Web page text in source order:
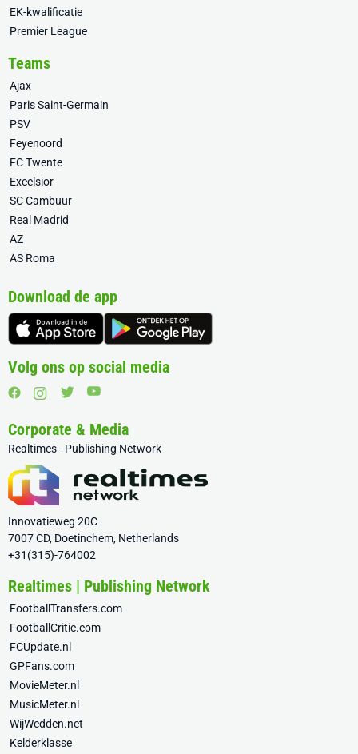
EK-kwalificatie
Premier League
Teams
Ajax
Paris Saint-Germain
PSV
Feyenoord
FC Twente
Excelsior
SC Cambuur
Real Madrid
AZ
AS Roma
Download de app
Volg ons op social media
Corporate & Media
Realtimes - Publishing Network
Innovatieweg 20C
7007 CD, Doetinchem, Netherlands
+31(315)-764002
Realtimes | Publishing Network
FootballTransfers.com
FootballCritic.com
FCUpdate.nl
GPFans.com
MovieMeter.nl
MusicMeter.nl
WijWedden.net
Kelderklasse